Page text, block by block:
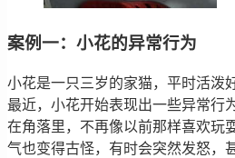
案例一：小花的异常行为
小花是一只三岁的家猫，平时活泼
最近，小花开始表现出一些异常行
在角落里，不再像以前那样喜欢玩
气也变得古怪，有时会突然发怒，